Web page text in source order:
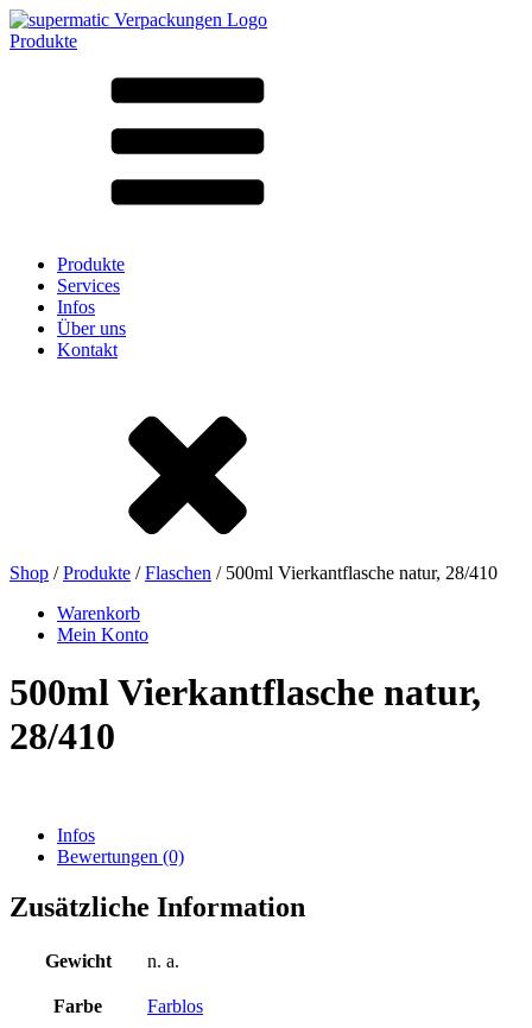
Produkte
Nach Material
LD-PE
Steinzeug
Beutel und Bag-in-Box
Bierflaschen
Chemikalien
Dosen(73)
Feinzerstäuber
Produkte
Services
Infos
Über uns
Kontakt
Shop /Produkte /Flaschen / 500ml Vierkantflasche natur, 28/410
Warenkorb
Mein Konto
500ml Vierkantflasche natur,
28/410
Infos
Bewertungen (0)
Zusätzliche Information
Gewicht n. a.
Farbe Farblos